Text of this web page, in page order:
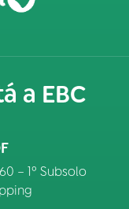
a EBC
– 1º Subsolo